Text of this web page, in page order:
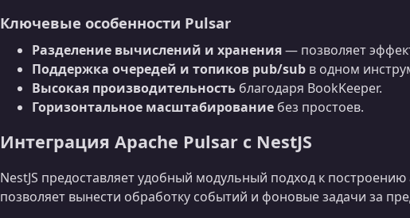
Ключевые особенности Pulsar
Разделение вычислений и хранения— позволяет
Поддержка очередей и топиков pub/sub в одном
Высокая производительность благодаря BookKeeper.
Горизонтальное масштабирование без простоев.
Интеграция Apache Pulsar с NestJS
NestJS предоставляет удобный модульный подход к
позволяет вынести обработку событий и фоновые задачи за